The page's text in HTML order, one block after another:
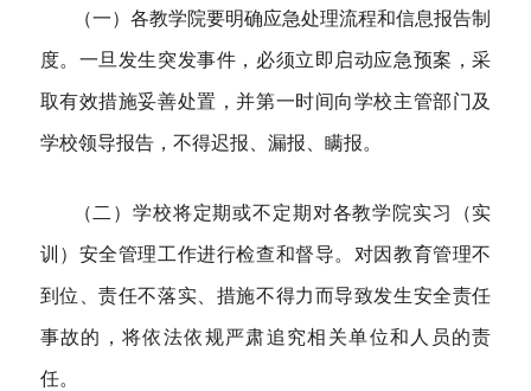
（一）各教学院要明确应急处理流程和信息报告制
度。一旦发生突发事件，必须立即启动应急预案，采
取有效措施妥善处置，并第一时间向学校主管部门及
学校领导报告，不得迟报、漏报、瞒报。
（二）学校将定期或不定期对各教学院实习（实
训）安全管理工作进行检查和督导。对因教育管理不
到位、责任不落实、措施不得力而导致发生安全责任
事故的，将依法依规严肃追究相关单位和人员的责
任。